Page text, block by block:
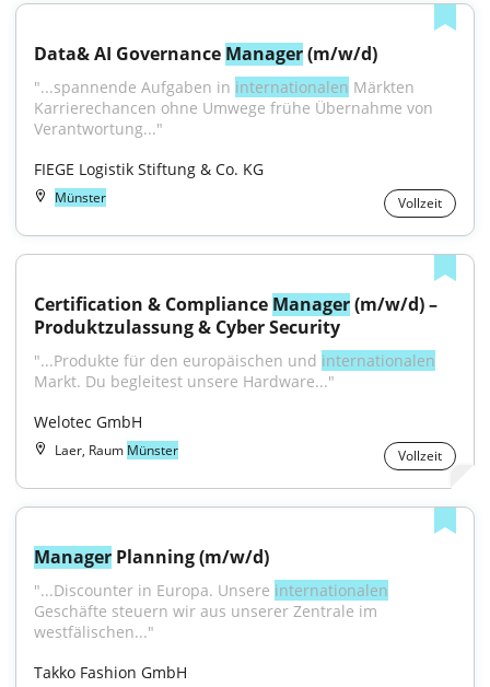
Data& AI Governance Manager (m/w/d)
"...spannende Aufgaben in internationalen Märkten
Karrierechancen ohne Umwege frühe Übernahme von
Verantwortung..."
FIEGE Logistik Stiftung & Co. KG
Münster Vollzeit
Certification & Compliance Manager (m/w/d) –
Produktzulassung & Cyber Security
"...Produkte für den europäischen und internationalen
Markt. Du begleitest unsere Hardware..."
Welotec GmbH
Laer, Raum Münster Vollzeit
Manager Planning (m/w/d)
"...Discounter in Europa. Unsere internationalen
Geschäfte steuern wir aus unserer Zentrale im
westfälischen..."
Takko Fashion GmbH